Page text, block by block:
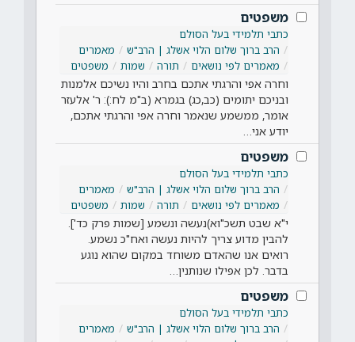
משפטים
כתבי תלמידי בעל הסולם
הרב ברוך שלום הלוי אשלג | הרב"ש
מאמרים
מאמרים לפי נושאים
תורה שמות משפטים
וחרה אפי והרגתי אתכם בחרב והיו נשיכם אלמנות
ובניכם יתומים (כב,כג) בגמרא (ב"מ לח:): ר' אלעזר
אומר, ממשמע שנאמר וחרה אפי והרגתי אתכם,
יודע אני…
משפטים
כתבי תלמידי בעל הסולם
הרב ברוך שלום הלוי אשלג | הרב"ש
מאמרים
מאמרים לפי נושאים
תורה שמות משפטים
י"א שבט תשכ"וא)נעשה ונשמע [שמות פרק כד'].
להבין מדוע צריך להיות נעשה ואח"כ נשמע.
רואים אנו שהאדם משוחד במקום שהוא נוגע
בדבר. לכן אפילו שנותנין…
משפטים
כתבי תלמידי בעל הסולם
הרב ברוך שלום הלוי אשלג | הרב"ש
מאמרים